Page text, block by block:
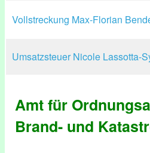
Vollstreckung Max-Florian
Umsatzsteuer Nicole Lassotta-
Amt für
Brand- und